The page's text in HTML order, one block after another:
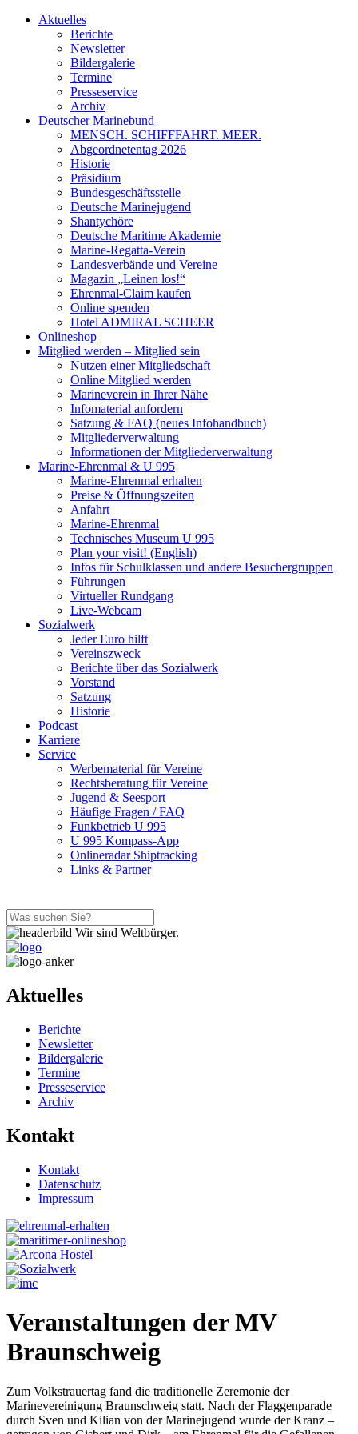
Aktuelles
Berichte
Newsletter
Bildergalerie
Termine
Presseservice
Archiv
Deutscher Marinebund
MENSCH. SCHIFFFAHRT. MEER.
Abgeordnetentag 2026
Historie
Präsidium
Bundesgeschäftsstelle
Deutsche Marinejugend
Shantychöre
Deutsche Maritime Akademie
Marine-Regatta-Verein
Landesverbände und Vereine
Magazin „Leinen los!“
Ehrenmal-Claim kaufen
Online spenden
Hotel ADMIRAL SCHEER
Onlineshop
Mitglied werden – Mitglied sein
Nutzen einer Mitgliedschaft
Online Mitglied werden
Marineverein in Ihrer Nähe
Infomaterial anfordern
Satzung & FAQ (neues Infohandbuch)
Mitgliederverwaltung
Informationen der Mitgliederverwaltung
Marine-Ehrenmal & U 995
Marine-Ehrenmal erhalten
Preise & Öffnungszeiten
Anfahrt
Marine-Ehrenmal
Technisches Museum U 995
Plan your visit! (English)
Infos für Schulklassen und andere Besuchergruppen
Führungen
Virtueller Rundgang
Live-Webcam
Sozialwerk
Jeder Euro hilft
Vereinszweck
Berichte über das Sozialwerk
Vorstand
Satzung
Historie
Podcast
Karriere
Service
Werbematerial für Vereine
Rechtsberatung für Vereine
Jugend & Seesport
Häufige Fragen / FAQ
Funkbetrieb U 995
U 995 Kompass-App
Onlineradar Shiptracking
Links & Partner
Wir sind Weltbürger.
Aktuelles
Berichte
Newsletter
Bildergalerie
Termine
Presseservice
Archiv
Kontakt
Kontakt
Datenschutz
Impressum
Veranstaltungen der MV
Braunschweig
Zum Volkstrauertag fand die traditionelle Zeremonie der
Marinevereinigung Braunschweig statt. Nach der Flaggenparade
durch Sven und Kilian von der Marinejugend wurde der Kranz –